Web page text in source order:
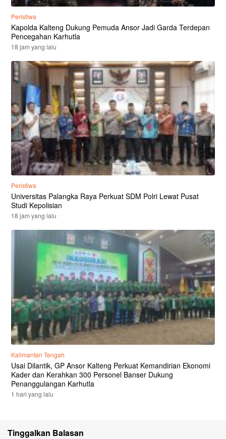
Peristiwa
Kapolda Kalteng Dukung Pemuda Ansor Jadi Garda Terdepan
Pencegahan Karhutla
18 jam yang lalu
Peristiwa
Universitas Palangka Raya Perkuat SDM Polri Lewat Pusat
Studi Kepolisian
18 jam yang lalu
Kalimantan Tengah
Usai Dilantik, GP Ansor Kalteng Perkuat Kemandirian Ekonomi
Kader dan Kerahkan 300 Personel Banser Dukung
Penanggulangan Karhutla
1 hari yang lalu
Tinggalkan Balasan